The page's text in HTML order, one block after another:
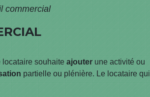
commercial
souhaite ajouter une activité ou
partielle ou plénière. Le locataire qui